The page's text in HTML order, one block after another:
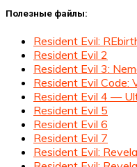
Полезные файлы:
Resident Evil:
Resident Evil 2
Resident Evil 3:
Resident Evil Code:
Resident Evil 4 —
Resident Evil 5
Resident Evil 6
Resident Evil 7
Resident Evil: